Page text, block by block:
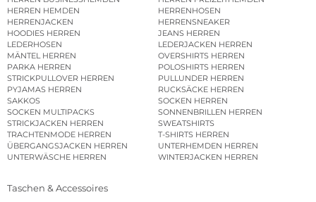
HERREN HEMDEN
HERRENHOSEN
HERRENJACKEN
HERRENSNEAKER
HOODIES HERREN
JEANS HERREN
LEDERHOSEN
LEDERJACKEN HERREN
MÄNTEL HERREN
OVERSHIRTS HERREN
PARKA HERREN
POLOSHIRTS HERREN
STRICKPULLOVER HERREN
PULLUNDER HERREN
PYJAMAS HERREN
RUCKSÄCKE HERREN
SAKKOS
SOCKEN HERREN
SOCKEN MULTIPACKS
SONNENBRILLEN HERREN
STRICKJACKEN HERREN
SWEATSHIRTS
TRACHTENMODE HERREN
T-SHIRTS HERREN
ÜBERGANGSJACKEN HERREN
UNTERHEMDEN HERREN
UNTERWÄSCHE HERREN
WINTERJACKEN HERREN
Taschen & Accessoires